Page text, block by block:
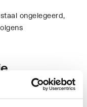
ongelegeerd,